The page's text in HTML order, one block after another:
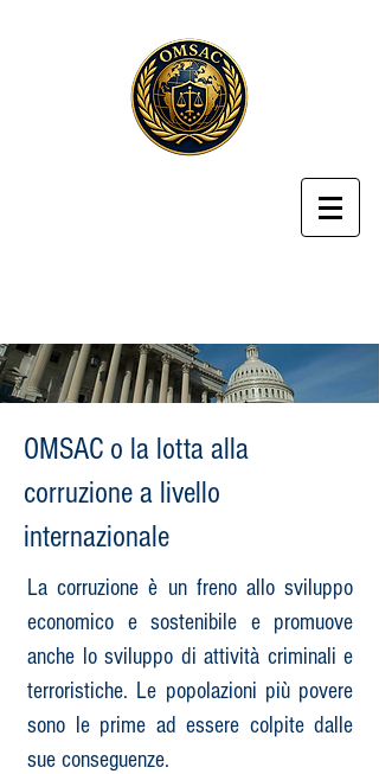
OMSAC o la lotta alla
corruzione a livello
internazionale
La corruzione è un freno allo sviluppo
economico e sostenibile e promuove
anche lo sviluppo di attività criminali e
terroristiche. Le popolazioni più povere
sono le prime ad essere colpite dalle
sue conseguenze.